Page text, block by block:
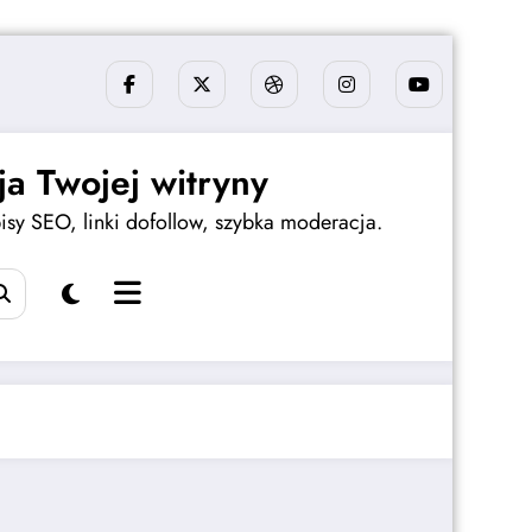
Twojej witryny
SEO, linki dofollow, szybka moderacja.